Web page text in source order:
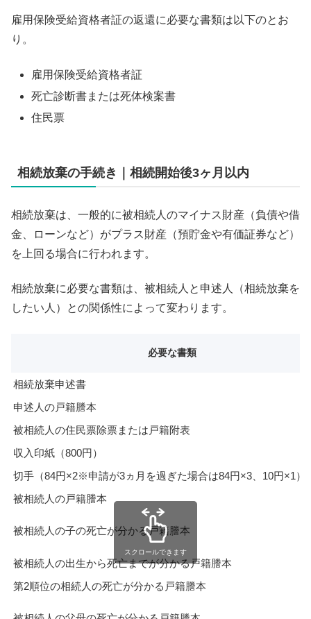
雇用保険受給資格者証の返還に必要な書類は以下のとお
り。
雇用保険受給資格者証
死亡診断書または死体検案書
住民票
相続放棄の手続き｜相続開始後3ヶ月以内
相続放棄は、一般的に被相続人のマイナス財産（負債や借
金、ローンなど）がプラス財産（預貯金や有価証券など）
を上回る場合に行われます。
相続放棄に必要な書類は、被相続人と申述人（相続放棄を
したい人）との関係性によって変わります。
必要な書類
相続放棄申述書
申述人の戸籍謄本
被相続人の住民票除票または戸籍附表
収入印紙（800円）
切手（84円×2※申請が3ヵ月を過ぎた場合は84円×3、10円×1）
被相続人の戸籍謄本
被相続人の子の死亡が分かる戸籍謄本
被相続人の出生から死亡までが分かる戸籍謄本
第2順位の相続人の死亡が分かる戸籍謄本
スクロールできます